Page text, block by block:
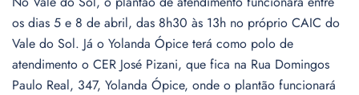
os dias 5 e 8 de abril, das 8h30 às 13h no próprio CAIC do
Vale do Sol. Já o Yolanda Ópice terá como polo de
atendimento o CER José Pizani, que fica na Rua Domingos
Paulo Real, 347, Yolanda Ópice, onde o plantão funcionará